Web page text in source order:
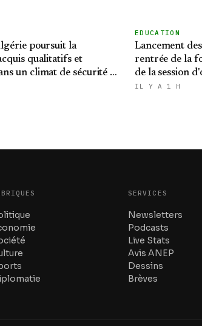
poursuit la
qualitatifs et
un climat de sécurité et
EDUCATION
Lancement
rentrée de la
de la session
IL Y A 1 H
SERVICES
Newsletters
Podcasts
Live Stats
Avis ANEP
Dessins
Brèves